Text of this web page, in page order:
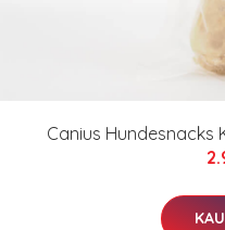
Canius Hundesnacks